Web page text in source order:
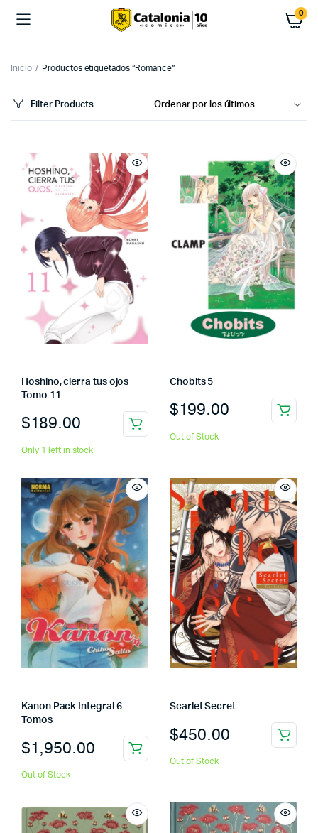
0
Inicio Productos etiquetados “Romance”
Filter Products
Hoshino, cierra tus ojos
Tomo 11
$189.00
Only 1 left in stock
Chobits 5
$199.00
Out of Stock
Kanon Pack Integral 6
Tomos
$1,950.00
Out of Stock
Scarlet Secret
$450.00
Out of Stock